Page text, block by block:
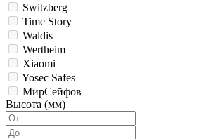
Switzberg
Time Story
Waldis
Wertheim
Xiaomi
Yosec Safes
МирСейфов
Высота (мм)